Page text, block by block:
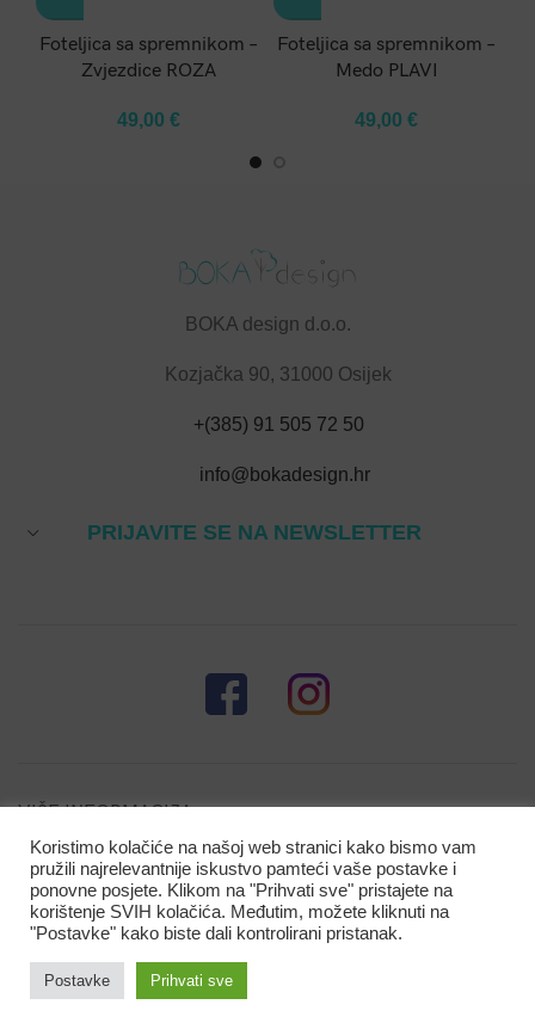
Foteljica sa spremnikom –
Zvjezdice ROZA
49,00 €
Foteljica sa spremnikom –
Medo PLAVI
49,00 €
BOKA design d.o.o.
Kozjačka 90, 31000 Osijek
+(385) 91 505 72 50
info@bokadesign.hr
PRIJAVITE SE NA NEWSLETTER
VIŠE INFORMACIJA
Koristimo kolačiće na našoj web stranici kako bismo vam
pružili najrelevantnije iskustvo pamteći vaše postavke i
ponovne posjete. Klikom na "Prihvati sve" pristajete na
korištenje SVIH kolačića. Međutim, možete kliknuti na
"Postavke" kako biste dali kontrolirani pristanak.
Postavke Prihvati sve